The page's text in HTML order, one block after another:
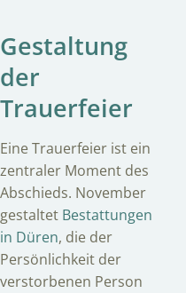
Gestaltung
der
Trauerfeier
Eine Trauerfeier ist ein
zentraler Moment des
Abschieds. November
gestaltet Bestattungen
in Düren, die der
Persönlichkeit der
verstorbenen Person